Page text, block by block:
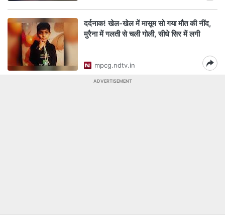
दर्दनाक! खेल-खेल में मासूम सो गया मौत की नींद,
मुरैना में गलती से चली गोली, सीधे सिर में लगी
mpcg.ndtv.in
ADVERTISEMENT